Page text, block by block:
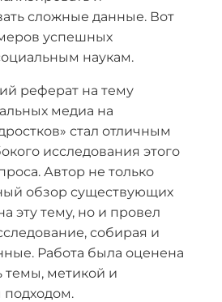
сложные данные. Вот
успешных
наукам.
реферат на тему
медиа на
стал отличным
исследования этого
Автор не только
обзор существующих
эту тему, но и провел
собирая и
Работа была оценена
темы, метикой и
подходом.